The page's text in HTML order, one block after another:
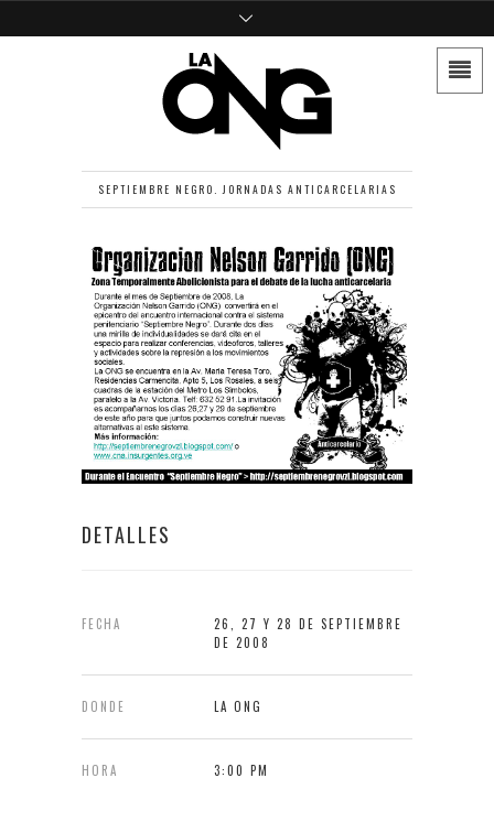
SEPTIEMBRE NEGRO. JORNADAS ANTICARCELARIAS
DETALLES
FECHA
26, 27 Y 28 DE SEPTIEMBRE
DE 2008
DONDE LA ONG
HORA 3:00 PM